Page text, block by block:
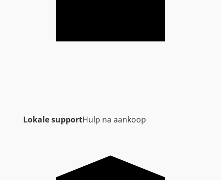
Lokale supportHulp na aankoop